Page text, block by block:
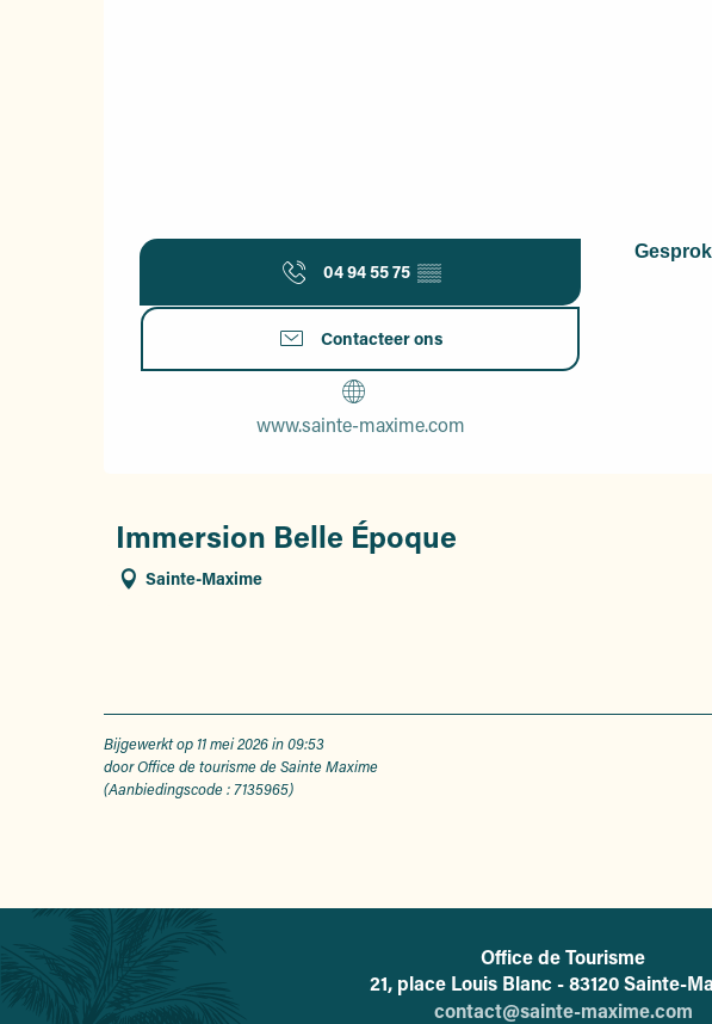
04 94 55 75 ▒▒
Contacteer ons
www.sainte-maxime.com
Immersion Belle Époque
Sainte-Maxime
Bijgewerkt op 11 mei 2026 in 09:53
door Office de tourisme de Sainte Maxime
(Aanbiedingscode :7135965)
L'office de
Office de Tourisme
21, place Louis Blanc - 83120 Sainte-
contact@sainte-maxime.com